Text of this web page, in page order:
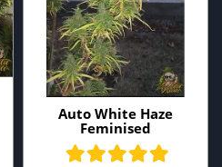
Auto White Haze
Feminised